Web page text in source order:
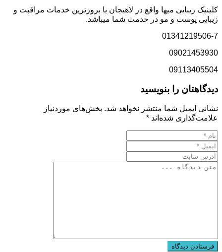
کلینیک زیبایی میها واقع در لاهیجان با بروزترین خدمات مراقبت و
زیبایی پوست و مو در خدمت شما میباشد.
01341219506-7
09021453930
09113405504
دیدگاهتان را بنویسید
نشانی ایمیل شما منتشر نخواهد شد. بخش‌های موردنیاز
علامت‌گذاری شده‌اند *